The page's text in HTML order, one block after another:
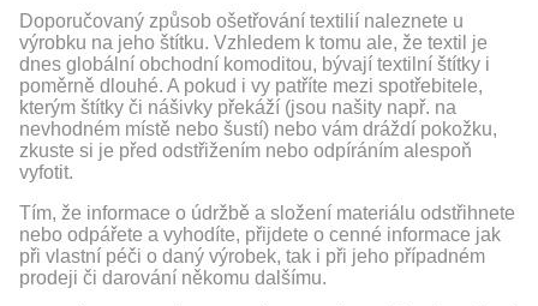
Doporučovaný způsob ošetřování textilií naleznete u
výrobku na jeho štítku. Vzhledem k tomu ale, že textil je
dnes globální obchodní komoditou, bývají textilní štítky i
poměrně dlouhé. A pokud i vy patříte mezi spotřebitele,
kterým štítky či nášivky překáží (jsou našity např. na
nevhodném místě nebo šustí) nebo vám dráždí pokožku,
zkuste si je před odstřižením nebo odpíráním alespoň
vyfotit.
Tím, že informace o údržbě a složení materiálu odstřihnete
nebo odpářete a vyhodíte, přijdete o cenné informace jak
při vlastní péči o daný výrobek, tak i při jeho případném
prodeji či darování někomu dalšímu.